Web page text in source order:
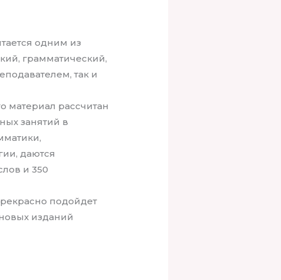
одним из
грамматический,
так и
материал рассчитан
занятий в
даются
и 350
подойдет
изданий